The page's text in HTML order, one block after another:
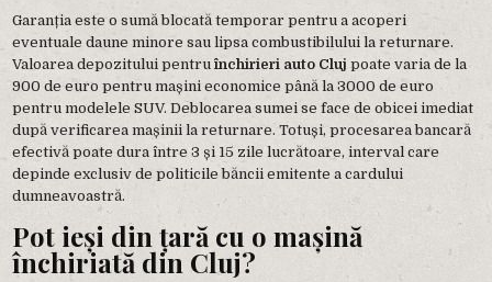
Garanția este o sumă blocată temporar pentru a acoperi
eventuale daune minore sau lipsa combustibilului la returnare.
Valoarea depozitului pentruînchirieri auto Cluj poate varia de la
900 de euro pentru mașini economice până la 3000 de euro
pentru modelele SUV. Deblocarea sumei se face de obicei imediat
după verificarea mașinii la returnare. Totuși, procesarea bancară
efectivă poate dura între 3 și 15 zile lucrătoare, interval care
depinde exclusiv de politicile băncii emitente a cardului
dumneavoastră.
Pot ieși din țară cu o mașină
închiriată din Cluj?